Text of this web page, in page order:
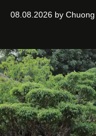
phim điện ảnh
bằng một tâm thế
dồi và chờ đợi
những vùng đất
không phải những
tiến về phía trước.
08.08.2026 by